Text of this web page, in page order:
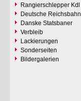
Rangierschlepper Kdl
Deutsche Reichsbahn
Danske Statsbaner
Verbleib
Lackierungen
Sonderseiten
Bildergalerien